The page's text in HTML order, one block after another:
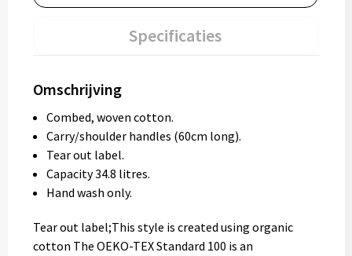
Specificaties
Omschrijving
Combed, woven cotton.
Carry/shoulder handles (60cm long).
Tear out label.
Capacity 34.8 litres.
Hand wash only.
Tear out label;This style is created using organic
cotton The OEKO-TEX Standard 100 is an